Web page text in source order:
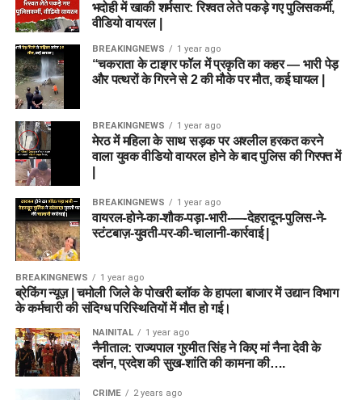
भदोही में खाकी शर्मसार: रिश्वत लेते पकड़े गए पुलिसकर्मी,
वीडियो वायरल |
BREAKINGNEWS 1 year ago
“चकराता के टाइगर फॉल में प्रकृति का कहर — भारी पेड़
और पत्थरों के गिरने से 2 की मौके पर मौत, कई घायल |
BREAKINGNEWS 1 year ago
मेरठ में महिला के साथ सड़क पर अश्लील हरकत करने
वाला युवक वीडियो वायरल होने के बाद पुलिस की गिरफ्त में
BREAKINGNEWS 1 year ago
वायरल-होने-का-शौक-पड़ा-भारी-—-देहरादून-पुलिस-ने-
स्टंटबाज़-युवती-पर-की-चालानी-कार्रवाई |
BREAKINGNEWS 1 year ago
ब्रेकिंग न्यूज़ | चमोली जिले के पोखरी ब्लॉक के हापला बाजार में उद्यान विभाग
के कर्मचारी की संदिग्ध परिस्थितियों में मौत हो गई।
NAINITAL 1 year ago
नैनीताल: राज्यपाल गुरमीत सिंह ने किए मां नैना देवी के
दर्शन, प्रदेश की सुख-शांति की कामना की….
CRIME 2 years ago